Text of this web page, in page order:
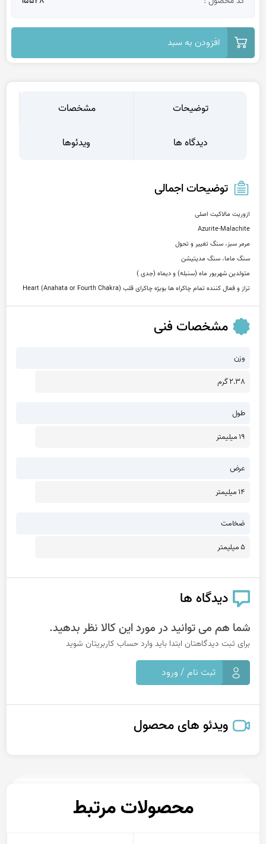
افزودن به سبد
توضیحات مشخصات
دیدگاه ها ویدئوها
توضیحات اجمالی
تراز و فعال کننده تمام چاکراه ها بویژه چاکرای قلب Heart (Anahata or Fourth Chakra)
مشخصات فنی
وزن
2.38 گرم
طول
19 میلیمتر
عرض
14 میلیمتر
ضخامت
5 میلیمتر
دیدگاه ها
شما هم می توانید در مورد این کالا نظر بدهید.
برای ثبت دیدگاهتان ابتدا باید وارد حساب کاربریتان شوید
ثبت نام / ورود
ویدئو های محصول
محصولات مرتبط